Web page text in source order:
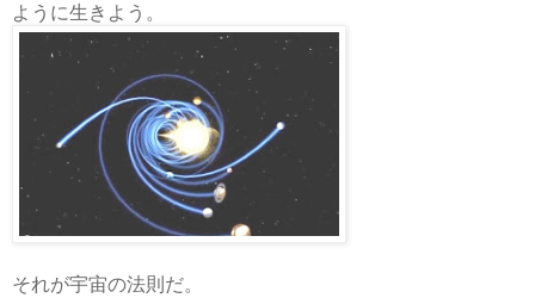
ように生きよう。
それが宇宙の法則だ。